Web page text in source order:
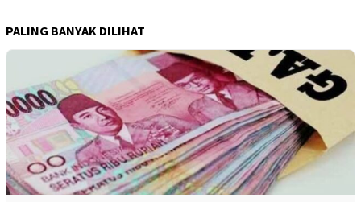
PALING BANYAK DILIHAT